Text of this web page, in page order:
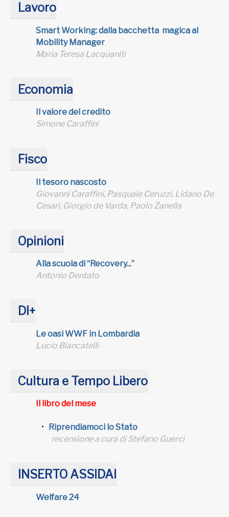
Lavoro
Smart Working: dalla bacchetta magica al
Mobility Manager
Maria Teresa Lacquaniti
Economia
Il valore del credito
Simone Caraffini
Fisco
Il tesoro nascosto
Giovanni Caraffini, Pasquale Ceruzzi, Lidano De
Cesari, Giorgio de Varda, Paolo Zanella
Opinioni
Alla scuola di “Recovery...”
Antonio Dentato
DI+
Le oasi WWF in Lombardia
Lucio Biancatelli
Cultura e Tempo Libero
Il libro del mese
Riprendiamoci lo Stato
recensione a cura di Stefano Guerci
INSERTO ASSIDAI
Welfare 24